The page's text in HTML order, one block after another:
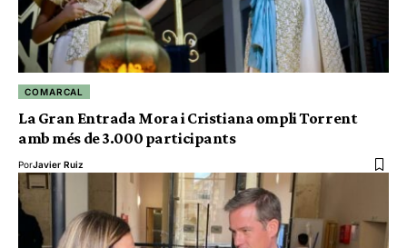
COMARCAL
La Gran Entrada Mora i Cristiana ompli Torrent
amb més de 3.000 participants
PorJavier Ruiz